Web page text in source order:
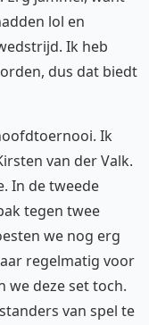
lol en
Ik heb
dus dat biedt
Ik
van der Valk.
In de tweede
tegen twee
we nog erg
regelmatig voor
we deze set toch.
van spel te